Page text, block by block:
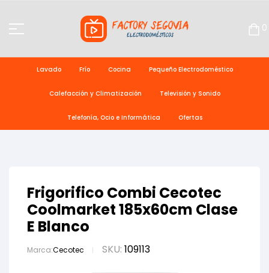
0
Lavado Frío Cocina Pequeño Electrodoméstico
Calefacción y Climatización Televisión y Sonido
Telefonía, Ocio e Informática Ofertas
Frigorifico Combi Cecotec
Coolmarket 185x60cm Clase
E Blanco
Marca:Cecotec SKU: 109113